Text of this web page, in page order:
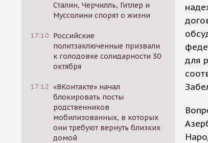
Сталин, Черчилль, Гитлер и
Муссолини спорят о жизни
17:10 Российские
политзаключенные призвали
к голодовке солидарности 30
октября
17:12 «ВКонтакте» начал
блокировать посты
родственников
мобилизованных, в которых
они требуют вернуть близких
домой
для